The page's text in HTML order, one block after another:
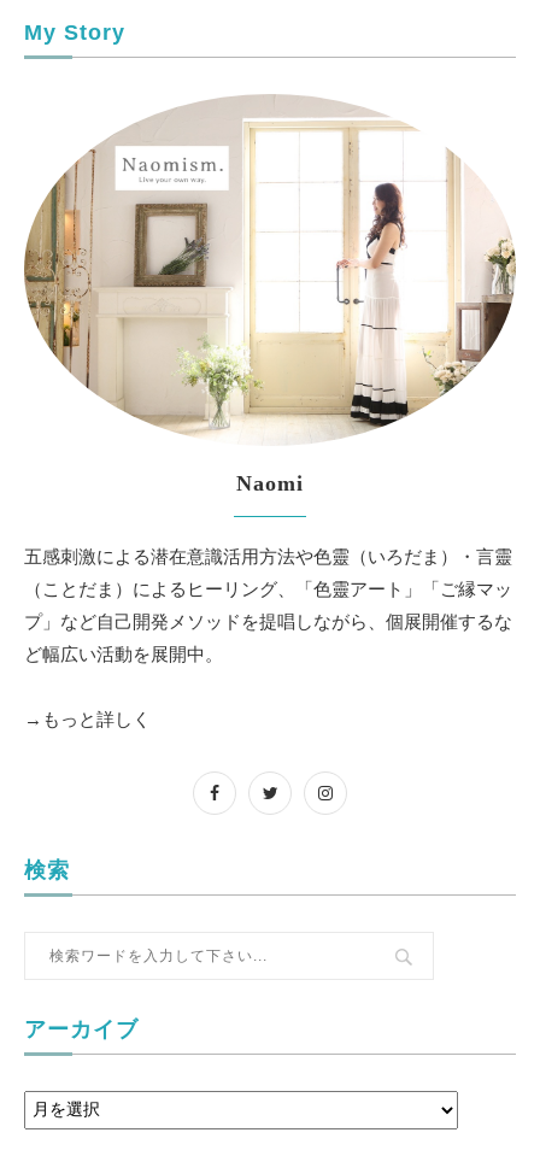
My Story
Naomi
五感刺激による潜在意識活用方法や色靈（いろだま）・言靈
（ことだま）によるヒーリング、「色靈アート」「ご縁マッ
プ」など自己開発メソッドを提唱しながら、個展開催するな
ど幅広い活動を展開中。
→もっと詳しく
検索
アーカイブ